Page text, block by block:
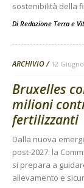
sostenibilità della
Di Redazione Terra e
ARCHIVIO 12
Bruxelles
milioni
fertilizzanti
Dalla nuova
post-2027: la
si prepara a
allevamento e